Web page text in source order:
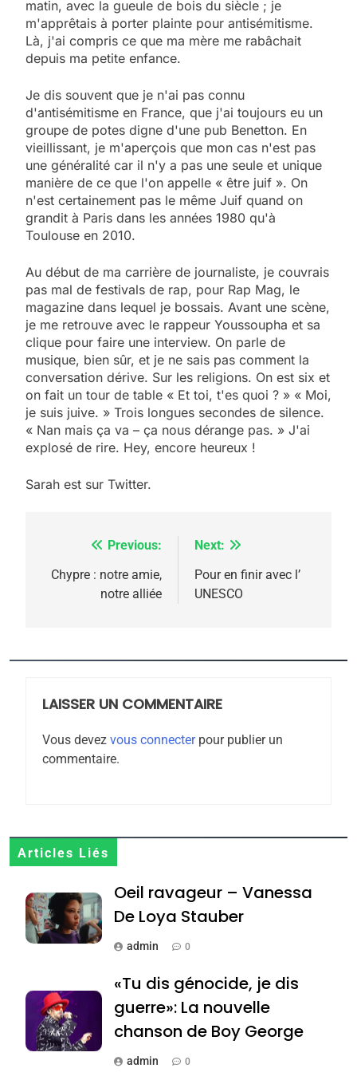
matin, avec la gueule de bois du siècle ; je
m'apprêtais à porter plainte pour antisémitisme.
Là, j'ai compris ce que ma mère me rabâchait
depuis ma petite enfance.
Je dis souvent que je n'ai pas connu
d'antisémitisme en France, que j'ai toujours eu un
groupe de potes digne d'une pub Benetton. En
vieillissant, je m'aperçois que mon cas n'est pas
une généralité car il n'y a pas une seule et unique
manière de ce que l'on appelle « être juif ». On
n'est certainement pas le même Juif quand on
grandit à Paris dans les années 1980 qu'à
Toulouse en 2010.
Au début de ma carrière de journaliste, je couvrais
pas mal de festivals de rap, pour Rap Mag, le
magazine dans lequel je bossais. Avant une scène,
je me retrouve avec le rappeur Youssoupha et sa
clique pour faire une interview. On parle de
musique, bien sûr, et je ne sais pas comment la
conversation dérive. Sur les religions. On est six et
on fait un tour de table « Et toi, t'es quoi ? » « Moi,
je suis juive. » Trois longues secondes de silence.
« Nan mais ça va – ça nous dérange pas. » J'ai
explosé de rire. Hey, encore heureux !
Sarah est sur Twitter.
Navigation
de
Previous:
Chypre : notre amie,
notre alliée
Next:
Pour en finir avec l’
UNESCO
LAISSER UN COMMENTAIRE
Vous devez vous connecterpour publier un
commentaire.
Articles Liés
Oeil ravageur – Vanessa
De Loya Stauber
admin 0
«Tu dis génocide, je dis
guerre»: La nouvelle
chanson de Boy George
admin 0
2025, l’année la plus
meurtrière selon le
rapport d’ADL contre
FRANCE ISRAÉL
FIÈRE, DIGNE ET RÉSILIENTE :
MA JUDAÏTE par Thérèse
ISRAÉL JUDAISME
7
8
Tafraout, le miel de Tadla
Azilal consacrés produits
du terroir
DAFINA MAROC
Oeil ravageur – Vanessa
De Loya Stauber